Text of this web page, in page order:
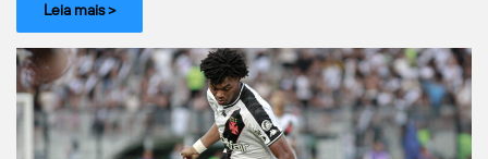
Leia mais >